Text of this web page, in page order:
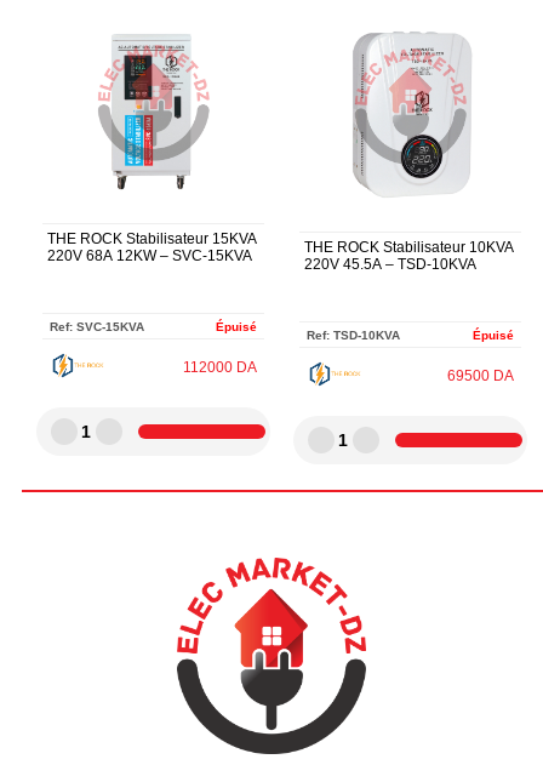
THE ROCK Stabilisateur 15KVA
220V 68A 12KW – SVC-15KVA
Ref: SVC-15KVA Épuisé
112000 DA
1
THE ROCK Stabilisateur 10KVA
220V 45.5A – TSD-10KVA
Ref: TSD-10KVA Épuisé
69500 DA
1